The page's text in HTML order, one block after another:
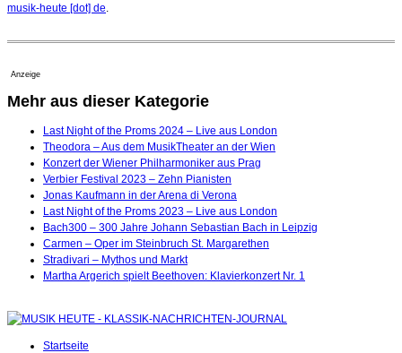
musik-heute [dot] de
Anzeige
Mehr aus dieser Kategorie
Last Night of the Proms 2024 – Live aus London
Theodora – Aus dem MusikTheater an der Wien
Konzert der Wiener Philharmoniker aus Prag
Verbier Festival 2023 – Zehn Pianisten
Jonas Kaufmann in der Arena di Verona
Last Night of the Proms 2023 – Live aus London
Bach300 – 300 Jahre Johann Sebastian Bach in Leipzig
Carmen – Oper im Steinbruch St. Margarethen
Stradivari – Mythos und Markt
Martha Argerich spielt Beethoven: Klavierkonzert Nr. 1
Startseite